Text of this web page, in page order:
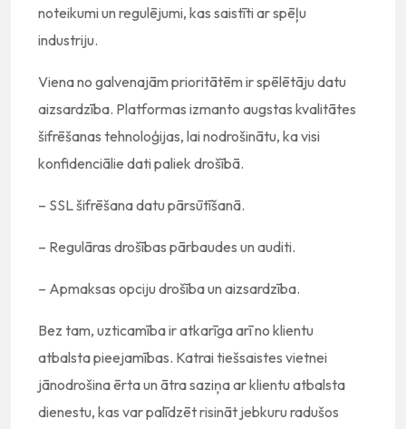
noteikumi un regulējumi, kas saistīti ar spēļu
industriju.
Viena no galvenajām prioritātēm ir spēlētāju datu
aizsardzība. Platformas izmanto augstas kvalitātes
šifrēšanas tehnoloģijas, lai nodrošinātu, ka visi
konfidenciālie dati paliek drošībā.
– SSL šifrēšana datu pārsūtīšanā.
– Regulāras drošības pārbaudes un auditi.
– Apmaksas opciju drošība un aizsardzība.
Bez tam, uzticamība ir atkarīga arī no klientu
atbalsta pieejamības. Katrai tiešsaistes vietnei
jānodrošina ērta un ātra saziņa ar klientu atbalsta
dienestu, kas var palīdzēt risināt jebkuru radušos